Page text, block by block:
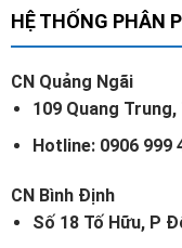
HỆ THỐNG PHÂN
CN Quảng Ngãi
109 Quang
Hotline: 0906 999
CN Bình Định
Số 18 Tố Hữu, P